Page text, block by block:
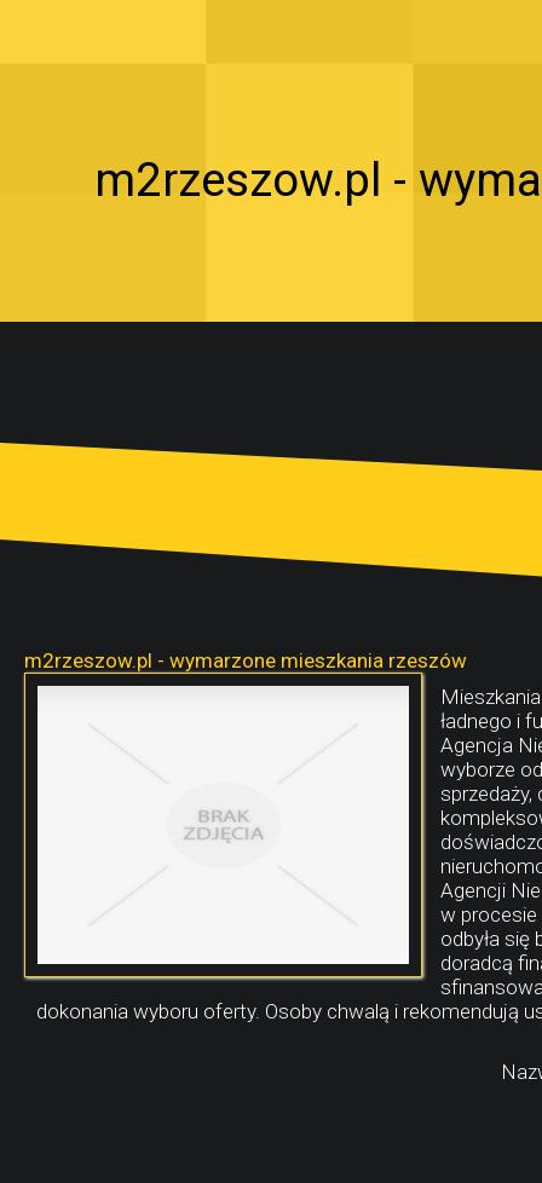
m2rzeszow.pl -
m2rzeszow.pl - wymarzone mieszkania rzeszów
ładnego i
Agencja
wyborze
sprzedaży,
Agencji
w procesie
odbyła się
doradcą
dokonania wyboru oferty. Osoby chwalą i rekomendują